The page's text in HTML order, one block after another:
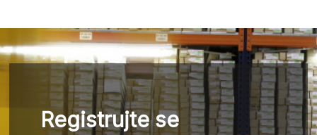
Registrujte se